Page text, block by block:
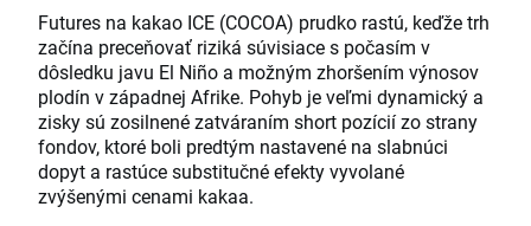
Futures na kakao ICE (COCOA) prudko rastú, keďže trh
začína preceňovať riziká súvisiace s počasím v
dôsledku javu El Niño a možným zhoršením výnosov
plodín v západnej Afrike. Pohyb je veľmi dynamický a
zisky sú zosilnené zatváraním short pozícií zo strany
fondov, ktoré boli predtým nastavené na slabnúci
dopyt a rastúce substitučné efekty vyvolané
zvýšenými cenami kakaa.